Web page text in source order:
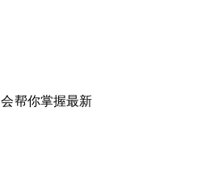
帮你掌握最新